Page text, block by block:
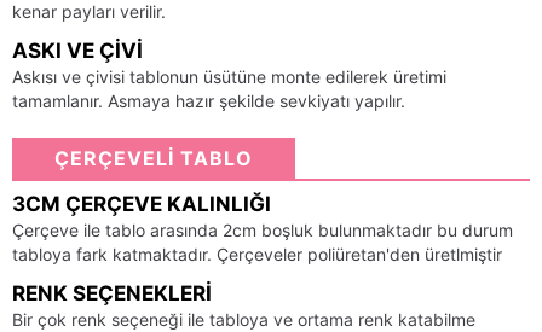
kenar payları verilir.
ASKI VE ÇIVI
Askısı ve çivisi tablonun üsütüne monte edilerek üretimi
tamamlanır. Asmaya hazır şekilde sevkiyatı yapılır.
ÇERÇEVELİ TABLO
3CM ÇERÇEVE KALINLIĞI
Çerçeve ile tablo arasında 2cm boşluk bulunmaktadır bu durum
tabloya fark katmaktadır. Çerçeveler poliüretan'den üretlmiştir
RENK SEÇENEKLERI
Bir çok renk seçeneği ile tabloya ve ortama renk katabilme